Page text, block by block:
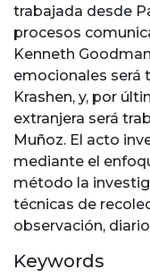
trabajada desde
procesos
Kenneth
emocionales será
Krashen, y, por
extranjera será
Muñoz. El acto
mediante el
método la
técnicas de
observación,
Keywords